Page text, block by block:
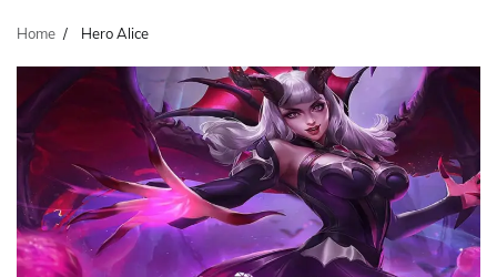
Home Hero Alice